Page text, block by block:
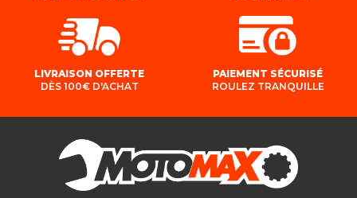
LIVRAISON OFFERTE
DÈS 100€ D'ACHAT
PAIEMENT SÉCURISÉ
ROULEZ TRANQUILLE